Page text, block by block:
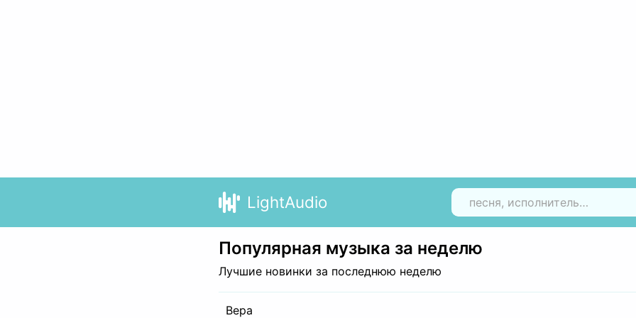
LightAudio
Популярная музыка за неделю
Лучшие новинки за последнюю неделю
Вера